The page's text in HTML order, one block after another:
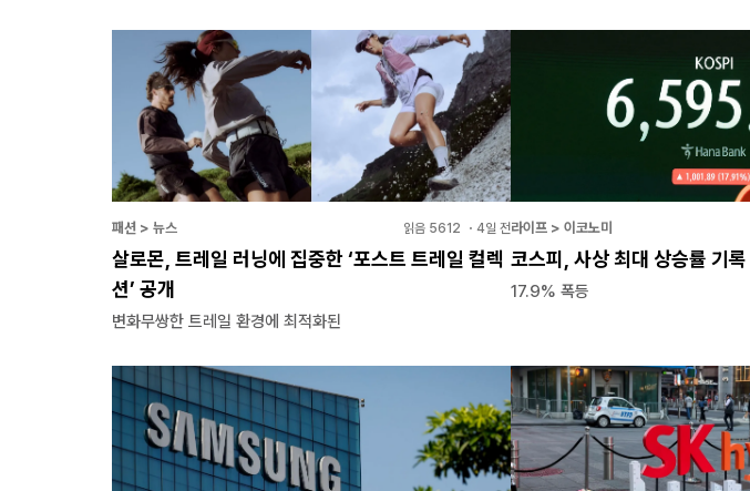
패션 > 뉴스 읽음 5612 ・ 4일 전
살로몬, 트레일 러닝에 집중한 ‘포스트 트레일 컬렉
션’ 공개
변화무쌍한 트레일 환경에 최적화된
라이프 > 이코노미
코스피, 사상 최대 상승률 기록
17.9% 폭등